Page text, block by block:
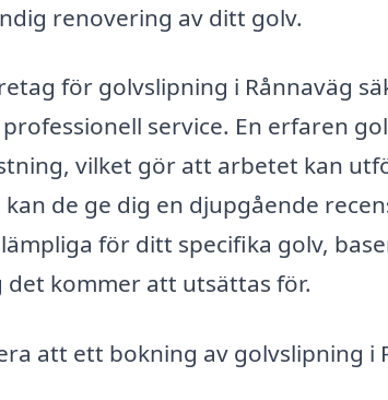
renovering av ditt golv.
för golvslipning i Rånnaväg
service. En erfaren
vilket gör att arbetet kan
de ge dig en djupgående
för ditt specifika golv,
kommer att utsättas för.
att ett bokning av golvslipning i